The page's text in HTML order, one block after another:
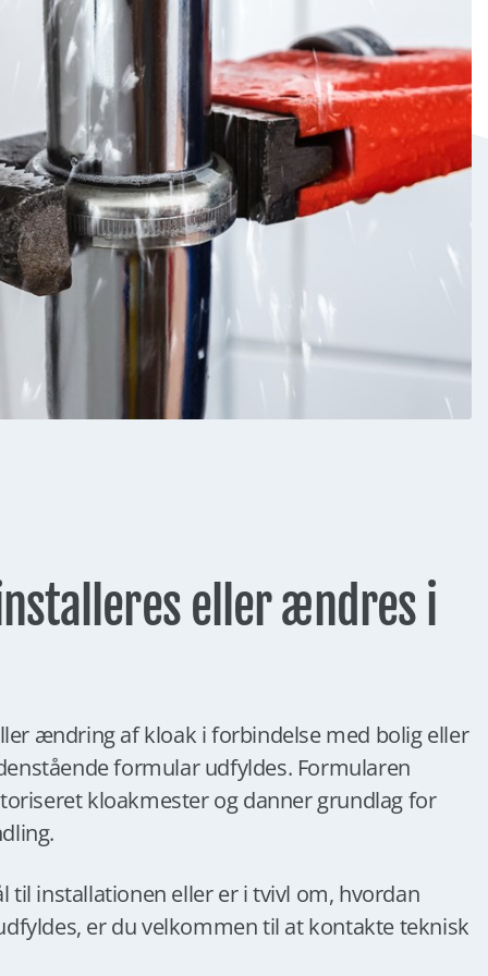
eller ændres i
ændring af kloak i forbindelse med bolig eller
formular udfyldes. Formularen
kloakmester og danner grundlag for
til installationen eller er i tvivl om, hvordan
er du velkommen til at kontakte teknisk